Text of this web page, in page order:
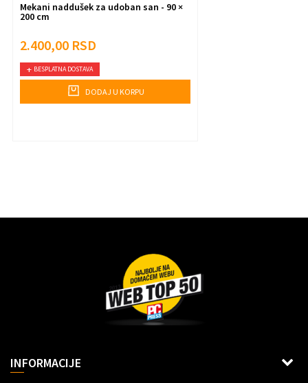
Mekani naddušek za udoban san - 90 ×
200 cm
2.400,00 RSD
6.000,00RSD
BESPLATNA DOSTAVA
DODAJ U KORPU
INFORMACIJE